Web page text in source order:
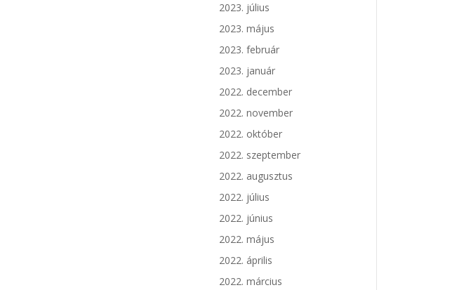
2023. július
2023. május
2023. február
2023. január
2022. december
2022. november
2022. október
2022. szeptember
2022. augusztus
2022. július
2022. június
2022. május
2022. április
2022. március